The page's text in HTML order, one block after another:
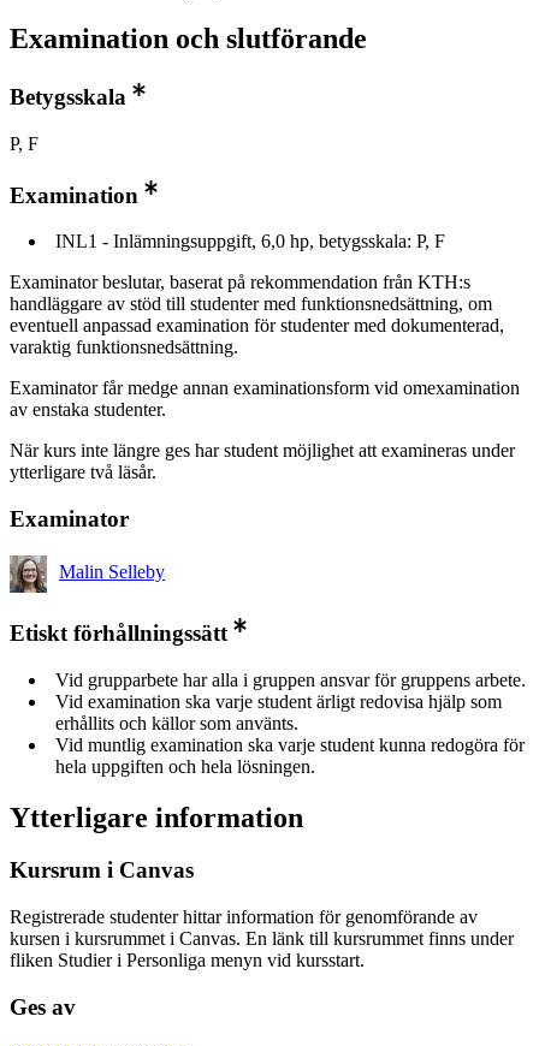
Examination och slutförande
Betygsskala
P, F
Examination
INL1 - Inlämningsuppgift, 6,0 hp, betygsskala: P, F
Examinator beslutar, baserat på rekommendation från KTH:s
handläggare av stöd till studenter med funktionsnedsättning, om
eventuell anpassad examination för studenter med dokumenterad,
varaktig funktionsnedsättning.
Examinator får medge annan examinationsform vid omexamination
av enstaka studenter.
När kurs inte längre ges har student möjlighet att examineras under
ytterligare två läsår.
Examinator
Malin Selleby
Etiskt förhållningssätt
Vid grupparbete har alla i gruppen ansvar för gruppens arbete.
Vid examination ska varje student ärligt redovisa hjälp som
erhållits och källor som använts.
Vid muntlig examination ska varje student kunna redogöra för
hela uppgiften och hela lösningen.
Ytterligare information
Kursrum i Canvas
Registrerade studenter hittar information för genomförande av
kursen i kursrummet i Canvas. En länk till kursrummet finns under
fliken Studier i Personliga menyn vid kursstart.
Ges av